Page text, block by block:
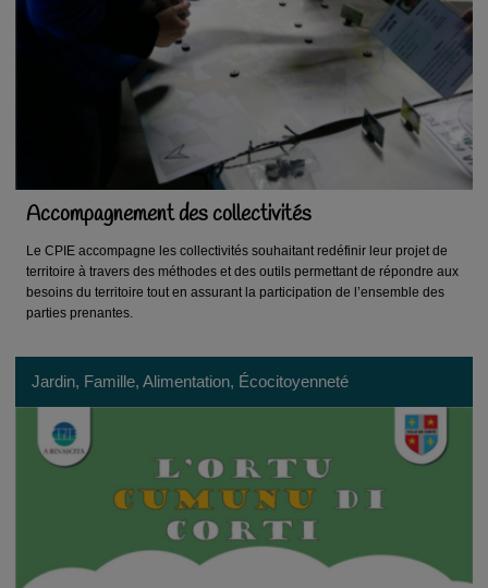
Accompagnement des collectivités
Le CPIE accompagne les collectivités souhaitant redéfinir leur projet de
territoire à travers des méthodes et des outils permettant de répondre aux
besoins du territoire tout en assurant la participation de l’ensemble des
parties prenantes.
Jardin, Famille, Alimentation, Écocitoyenneté